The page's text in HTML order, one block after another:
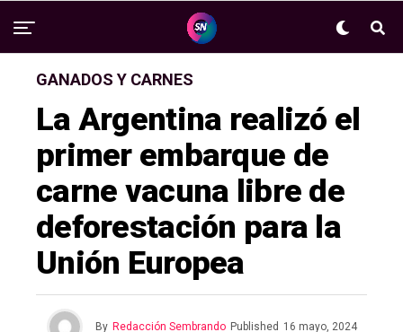
GANADOS Y CARNES
La Argentina realizó el
primer embarque de
carne vacuna libre de
deforestación para la
Unión Europea
By Redacción Sembrando Published 16 mayo, 2024